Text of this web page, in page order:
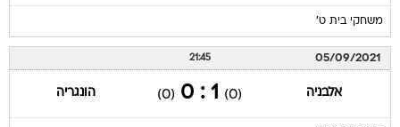
משחקי בית ט'
05/09/2021
21:45
אלבניה (0)
1 : 0
(0) הונגריה